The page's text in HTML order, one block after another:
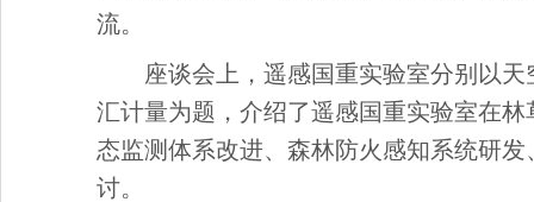
流。
座谈会上，遥感国重实验室分别以
汇计量为题，介绍了遥感国重实验室在
态监测体系改进、森林防火感知系统研
讨。